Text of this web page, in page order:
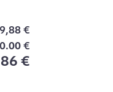
€
0.00 €
€